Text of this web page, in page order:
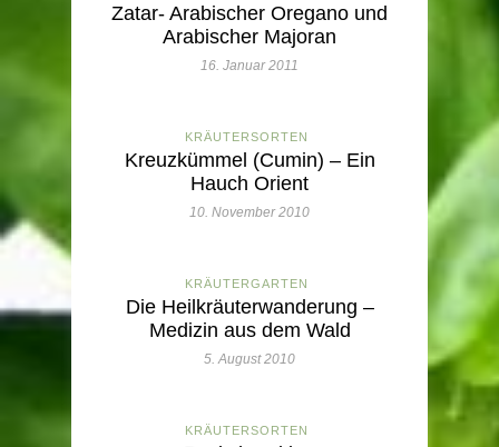
Zatar- Arabischer Oregano und
Arabischer Majoran
16. Januar 2011
KRÄUTERSORTEN
Kreuzkümmel (Cumin) – Ein
Hauch Orient
10. November 2010
KRÄUTERGARTEN
Die Heilkräuterwanderung –
Medizin aus dem Wald
5. August 2010
KRÄUTERSORTEN